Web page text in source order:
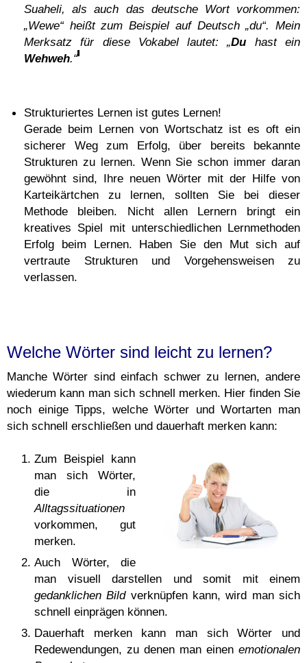
Suaheli, als auch das deutsche Wort vorkommen:
„Wewe“ heißt zum Beispiel auf Deutsch „du“. Mein
Merksatz für diese Vokabel lautet: „Du hast ein
Wehweh.“
Strukturiertes Lernen ist gutes Lernen!
Gerade beim Lernen von Wortschatz ist es oft ein
sicherer Weg zum Erfolg, über bereits bekannte
Strukturen zu lernen. Wenn Sie schon immer daran
gewöhnt sind, Ihre neuen Wörter mit der Hilfe von
Karteikärtchen zu lernen, sollten Sie bei dieser
Methode bleiben. Nicht allen Lernern bringt ein
kreatives Spiel mit unterschiedlichen Lernmethoden
Erfolg beim Lernen. Haben Sie den Mut sich auf
vertraute Strukturen und Vorgehensweisen zu
verlassen.
Welche Wörter sind leicht zu lernen?
Manche Wörter sind einfach schwer zu lernen, andere
wiederum kann man sich schnell merken. Hier finden Sie
noch einige Tipps, welche Wörter und Wortarten man
sich schnell erschließen und dauerhaft merken kann:
Zum Beispiel kann
man sich Wörter,
die in
Alltagssituationen
vorkommen, gut
merken.
Auch Wörter, die
man visuell darstellen und somit mit einem
gedanklichen Bildverknüpfen kann, wird man sich
schnell einprägen können.
Dauerhaft merken kann man sich Wörter und
Redewendungen, zu denen man einen emotionalen